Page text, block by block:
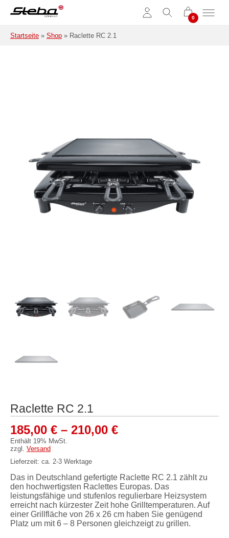
Zum Hauptinhalt springen
Startseite » Shop » Raclette RC 2.1
Raclette RC 2.1
185,00 € – 210,00 €Preisspanne:
210,00 €
Enthält 19% MwSt.
zzgl. Versand
Lieferzeit: ca. 2-3 Werktage
Das in Deutschland gefertigte Raclette RC 2.1 zählt zu
den hochwertigsten Raclettes Europas. Das
leistungsfähige und stufenlos regulierbare Heizsystem
erreicht nach kürzester Zeit hohe Grilltemperaturen. Auf
einer Grillfläche von 26 x 26 cm haben Sie genügend
Platz um mit 6 – 8 Personen gleichzeigt zu grillen.